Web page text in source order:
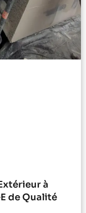
à
de Qualité